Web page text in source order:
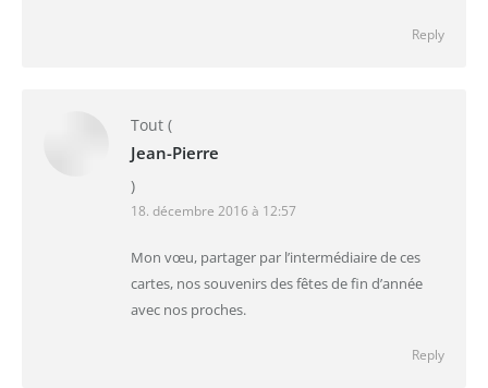
Reply
Tout (
Jean-Pierre
)
18. décembre 2016 à 12:57
Mon vœu, partager par l’intermédiaire de ces
cartes, nos souvenirs des fêtes de fin d’année
avec nos proches.
Reply